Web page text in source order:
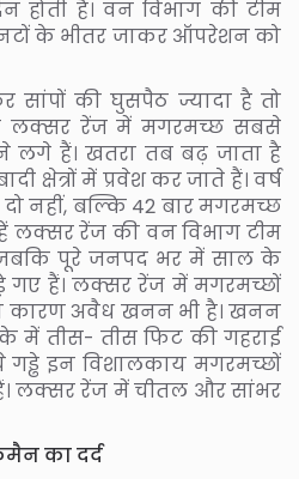
होती है। वन विभाग की टीम
के भीतर जाकर ऑपरेशन को
सांपों की घुसपैठ ज्यादा है तो
लक्सर रेंज में मगरमच्छ सबसे
लगे हैं। खतरा तब बढ़ जाता है
क्षेत्रों में प्रवेश कर जाते हैं। वर्ष
नहीं, बल्कि 42 बार मगरमच्छ
लक्सर रेंज की वन विभाग टीम
जबकि पूरे जनपद भर में साल के
गए हैं। लक्सर रेंज में मगरमच्छों
कारण अवैध खनन भी है। खनन
में तीस- तीस फिट की गहराई
इन विशालकाय मगरमच्छों
लक्सर रेंज में चीतल और सांभर
का दर्द